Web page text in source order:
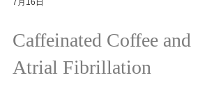
Caffeinated Coffee and
Atrial Fibrillation